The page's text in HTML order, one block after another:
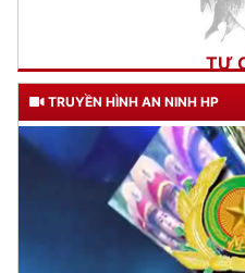
NGƯỜI CÔNG
CẦN, KIỆM,
Đối với đồng sự, phải
THÂN
Đối với chính phủ, phải
TUYỆT ĐỐI
Đối với nhân dân, phải
KÍNH
TRUYỀN HÌNH AN NINH HP